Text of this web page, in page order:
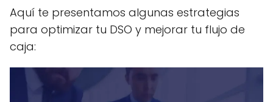
Aquí te presentamos algunas estrategias
para optimizar tu DSO y mejorar tu flujo de
caja: